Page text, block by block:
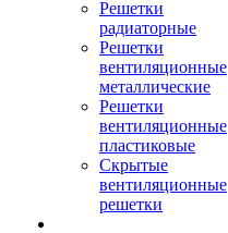
Решетки
радиаторные
Решетки
вентиляционные
металлические
Решетки
вентиляционные
пластиковые
Скрытые
вентиляционные
решетки